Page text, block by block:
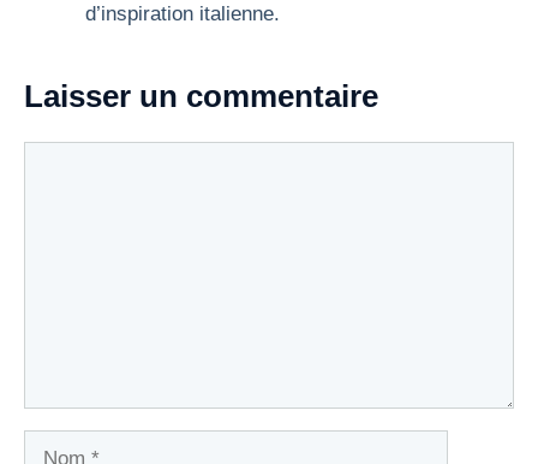
d’inspiration italienne.
Laisser un commentaire